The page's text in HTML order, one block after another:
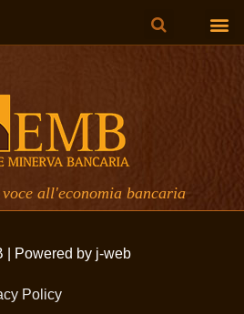
all'economia bancaria
| Powered by j-web
Policy